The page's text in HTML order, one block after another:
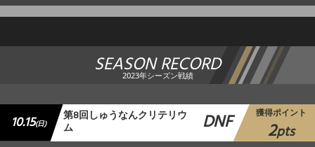
SEASON RECORD
2023年シーズン戦績
10.15(日) 第8回しゅうなんクリテリウ
ム DNF 獲得ポイント
2pts